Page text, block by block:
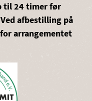
til 24 timer før
afbestilling på
arrangementet